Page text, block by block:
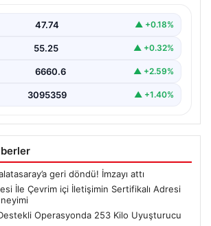
bireylerin kaliteli bir biçimde bağlantı
47.74 ▲ +0.18%
55.25 ▲ +0.32%
6660.6 ▲ +2.59%
3095359 ▲ +1.40%
geri döndü! İmzayı attı
İle Çevrim içi İletişimin Sertifikalı Adresi
Operasyonda 253 Kilo Uyuşturucu